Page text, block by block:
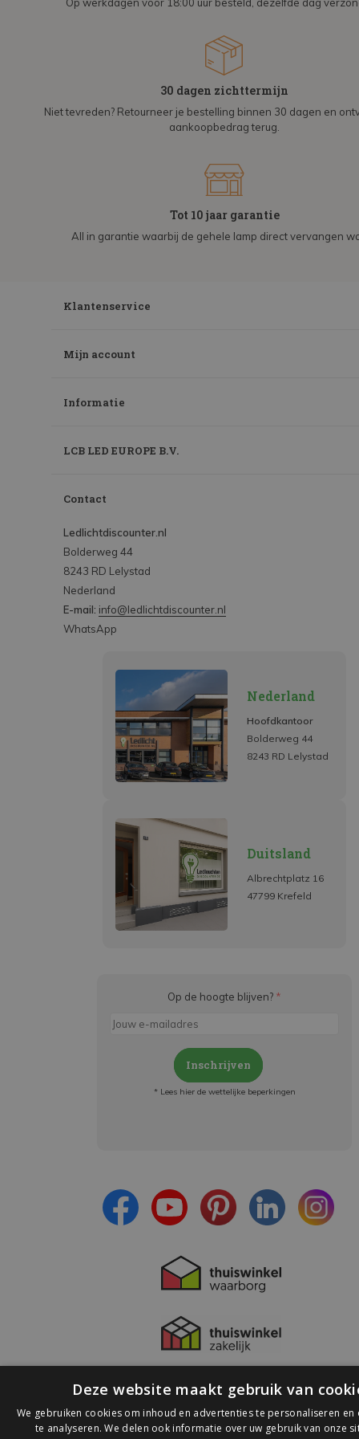
Op werkdagen voor 18:00 uur besteld, dezelfde dag
30 dagen zichttermijn
Niet tevreden? Retourneer je bestelling binnen 30 dagen en
aankoopbedrag terug.
Tot 10 jaar garantie
All in garantie waarbij de gehele lamp direct vervangen
Klantenservice
Mijn account
Informatie
LCB LED EUROPE B.V.
Contact
Ledlichtdiscounter.nl
Bolderweg 44
8243 RD Lelystad
Nederland
E-mail: info@ledlichtdiscounter.nl
WhatsApp
Nederland
Hoofdkantoor
Bolderweg 44
8243 RD Lelystad
Duitsland
Albrechtplatz 16
47799 Krefeld
Op de hoogte blijven? *
Inschrijven
* Lees hier de wettelijke beperkingen
Deze website maakt gebruik van
We gebruiken cookies om inhoud en advertenties te personaliseren en
te analyseren. We delen ook informatie over uw gebruik van onze